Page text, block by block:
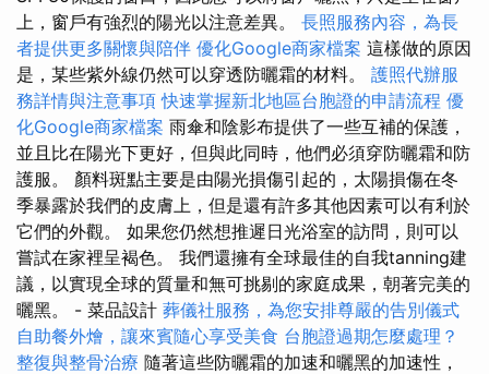
上，窗戶有強烈的陽光以注意差異。 長照服務內容，為長
者提供更多關懷與陪伴 優化Google商家檔案 這樣做的原因
是，某些紫外線仍然可以穿透防曬霜的材料。 護照代辦服
務詳情與注意事項 快速掌握新北地區台胞證的申請流程 優
化Google商家檔案 雨傘和陰影布提供了一些互補的保護，
並且比在陽光下更好，但與此同時，他們必須穿防曬霜和防
護服。 顏料斑點主要是由陽光損傷引起的，太陽損傷在冬
季暴露於我們的皮膚上，但是還有許多其他因素可以有利於
它們的外觀。 如果您仍然想推遲日光浴室的訪問，則可以
嘗試在家裡呈褐色。 我們還擁有全球最佳的自我tanning建
議，以實現全球的質量和無可挑剔的家庭成果，朝著完美的
曬黑。 - 菜品設計 葬儀社服務，為您安排尊嚴的告別儀式
自助餐外燴，讓來賓隨心享受美食 台胞證過期怎麼處理？
整復與整骨治療 隨著這些防曬霜的加速和曬黑的加速性，